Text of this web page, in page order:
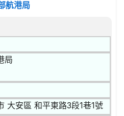
航港局
局
大安區 和平東路3段1巷1號